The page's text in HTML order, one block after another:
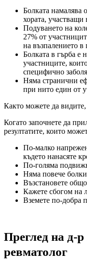
Болката намалява
хората, участващи
Подуването на
27% от
на възпалението
Болката в гърба е
участниците,
специфично
Няма странични
при нито един от
Както можете да
Когато започнете да
резултатите, които
По-малко
където нанасяте
По-голяма
Няма повече
Възстановете
Кажете сбогом на
Вземете по-добра
Преглед на д-
ревматолог